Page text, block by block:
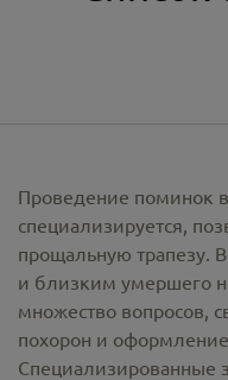
Проведение поминок
специализируется,
прощальную трапезу.
и близким умершего
множество вопросов,
похорон и
Специализированные